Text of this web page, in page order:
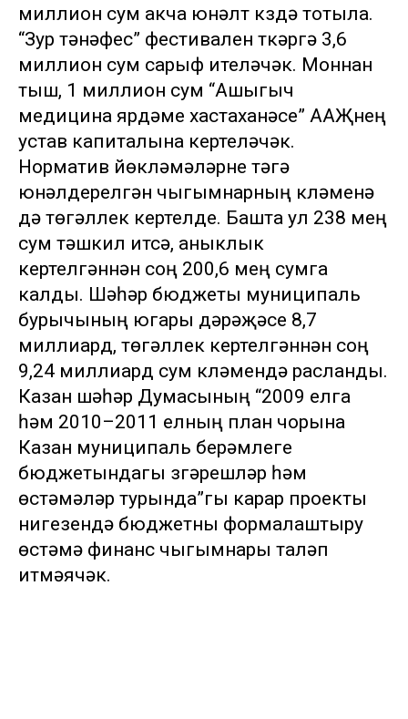
миллион сум акча юнәлтү күздә тотыла.
“Зур тәнәфес” фестивален үткәрүгә 3,6
миллион сум сарыф ителәчәк. Моннан
тыш, 1 миллион сум “Ашыгыч
медицина ярдәме хастаханәсе” ААҖнең
устав капиталына кертеләчәк.
Норматив йөкләмәләрне үтәүгә
юнәлдерелгән чыгымнарның күләменә
дә төгәллек кертелде. Башта ул 238 мең
сум тәшкил итсә, аныклык
кертелгәннән соң 200,6 мең сумга
калды. Шәһәр бюджеты муниципаль
бурычының югары дәрәҗәсе 8,7
миллиард, төгәллек кертелгәннән соң
9,24 миллиард сум күләмендә расланды.
Казан шәһәр Думасының “2009 елга
һәм 2010–2011 елның план чорына
Казан муниципаль берәмлеге
бюджетындагы үзгәрешләр һәм
өстәмәләр турында”гы карар проекты
нигезендә бюджетны формалаштыру
өстәмә финанс чыгымнары таләп
итмәячәк.